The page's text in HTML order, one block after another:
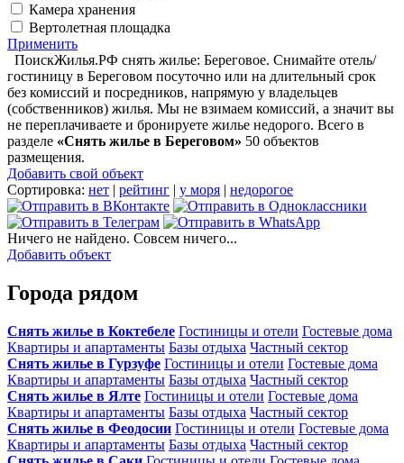
Камера хранения
Вертолетная площадка
Применить
ПоискЖилья.РФ снять жилье: Береговое. Снимайте отель/
гостиницу в Береговом посуточно или на длительный срок
без комиссий и посредников, напрямую у владельцев
(собственников) жилья. Мы не взимаем комиссий, а значит вы
не переплачиваете и бронируете жилье недорого. Всего в
разделе «Снять жилье в Береговом» 50 объектов
размещения.
Добавить свой объект
Сортировка: нет | рейтинг | у моря | недорогое
Ничего не найдено. Совсем ничего...
Добавить объект
Города рядом
Снять жилье в Коктебеле Гостиницы и отели Гостевые дома
Квартиры и апартаменты Базы отдыха Частный сектор
Снять жилье в Гурзуфе Гостиницы и отели Гостевые дома
Квартиры и апартаменты Базы отдыха Частный сектор
Снять жилье в Ялте Гостиницы и отели Гостевые дома
Квартиры и апартаменты Базы отдыха Частный сектор
Снять жилье в Феодосии Гостиницы и отели Гостевые дома
Квартиры и апартаменты Базы отдыха Частный сектор